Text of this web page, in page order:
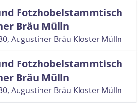
Fotzhobelstammtisch
Bräu Mülln
, Augustiner Bräu Kloster Mülln
Fotzhobelstammtisch
Bräu Mülln
, Augustiner Bräu Kloster Mülln